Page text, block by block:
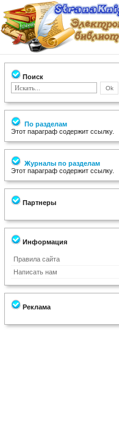
Поиск
По разделам
Этот параграф содержит ссылку.
Журналы по разделам
Этот параграф содержит ссылку.
Партнеры
Информация
Правила сайта
Написать нам
Реклама